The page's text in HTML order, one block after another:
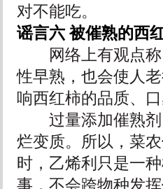
对不能吃。
谣言六 被催熟的西
网络上有观点称
性早熟，也会使人
响西红柿的品质、口
过量添加催熟剂
烂变质。所以，菜
时，乙烯利只是一
事，不会跨物种发